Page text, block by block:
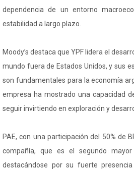
dependencia de un entorno
estabilidad a largo plazo.
Moody’s destaca que YPF lidera el
mundo fuera de Estados Unidos, y sus
son fundamentales para la economía
empresa ha mostrado una capacidad
seguir invirtiendo en exploración y
PAE, con una participación del 50% de
compañía, que es el segundo
destacándose por su fuerte